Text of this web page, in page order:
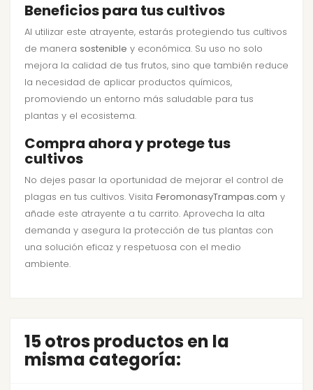
Beneficios para tus cultivos
Al utilizar este atrayente, estarás protegiendo tus cultivos
de manera sostenible y económica. Su uso no solo
mejora la calidad de tus frutos, sino que también reduce
la necesidad de aplicar productos químicos,
promoviendo un entorno más saludable para tus
plantas y el ecosistema.
Compra ahora y protege tus
cultivos
No dejes pasar la oportunidad de mejorar el control de
plagas en tus cultivos. Visita FeromonasyTrampas.com y
añade este atrayente a tu carrito. Aprovecha la alta
demanda y asegura la protección de tus plantas con
una solución eficaz y respetuosa con el medio
ambiente.
15 otros productos en la
misma categoría: